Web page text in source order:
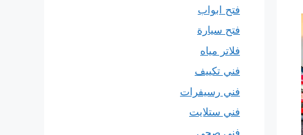
فتح ابواب
فتح سيارة
فلاتر مياه
فني تكييف
فني رسيفرات
فني ستلايت
فني صحي